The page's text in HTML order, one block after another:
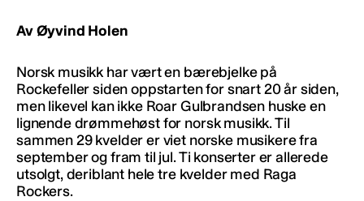
Av Øyvind Holen
Norsk musikk har vært en bærebjelke på
Rockefeller siden oppstarten for snart 20 år siden,
men likevel kan ikke Roar Gulbrandsen huske en
lignende drømmehøst for norsk musikk. Til
sammen 29 kvelder er viet norske musikere fra
september og fram til jul. Ti konserter er allerede
utsolgt, deriblant hele tre kvelder med Raga
Rockers.